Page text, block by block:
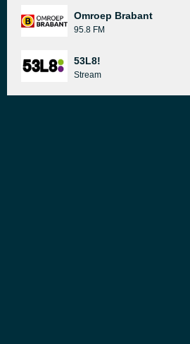
Omroep Brabant
95.8 FM
53L8!
Stream